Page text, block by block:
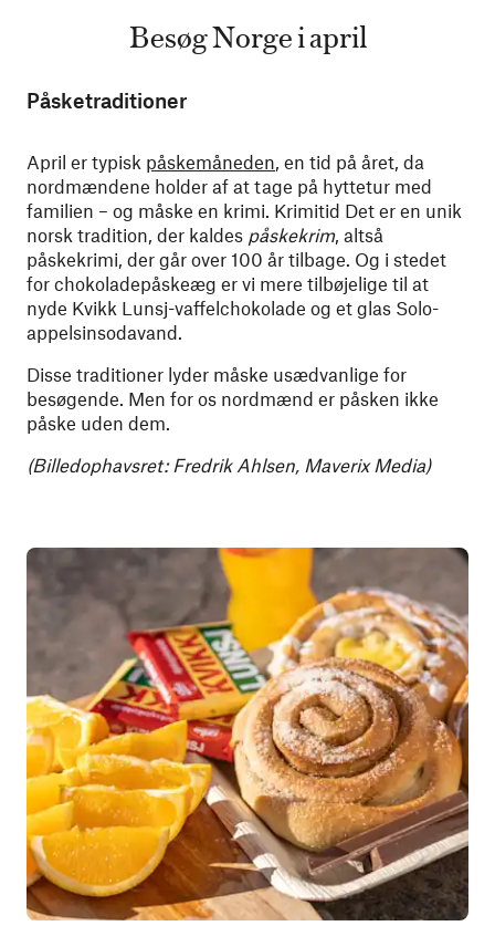
Besøg Norge i april
Påsketraditioner
April er typisk påskemåneden, en tid på året, da
nordmændene holder af at tage på hyttetur med
familien – og måske en krimi. Krimitid Det er en unik
norsk tradition, der kaldes påskekrim, altså
påskekrimi, der går over 100 år tilbage. Og i stedet
for chokoladepåskeæg er vi mere tilbøjelige til at
nyde Kvikk Lunsj-vaffelchokolade og et glas Solo-
appelsinsodavand.
Disse traditioner lyder måske usædvanlige for
besøgende. Men for os nordmænd er påsken ikke
påske uden dem.
(Billedophavsret: Fredrik Ahlsen, Maverix Media)